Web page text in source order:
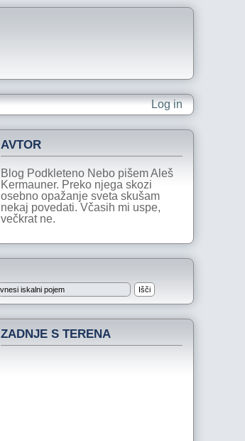
Log in
AVTOR
Blog Podkleteno Nebo pišem Aleš
Kermauner. Preko njega skozi
osebno opažanje sveta skušam
nekaj povedati. Včasih mi uspe,
večkrat ne.
ZADNJE S TERENA